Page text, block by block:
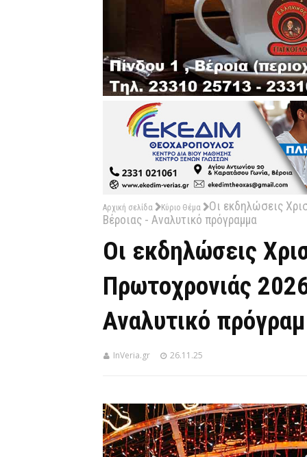
Αρχική σελίδα Κύριο Θέμα
Οι εκδηλώσεις
Βέροιας - Αναλυτικό πρόγραμμα
Οι εκδηλώσεις
Πρωτοχρονιάς
Αναλυτικό
InVeria.gr 26.11.25